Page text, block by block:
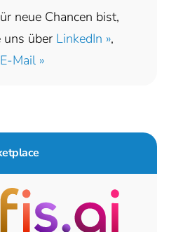
neue Chancen bist,
uns über LinkedIn »,
E-Mail »